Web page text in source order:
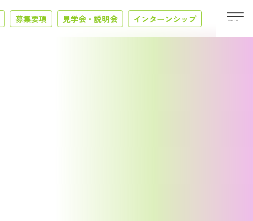
募集要項 見学会・説明会 インターンシップ